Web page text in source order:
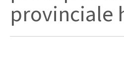
provinciale